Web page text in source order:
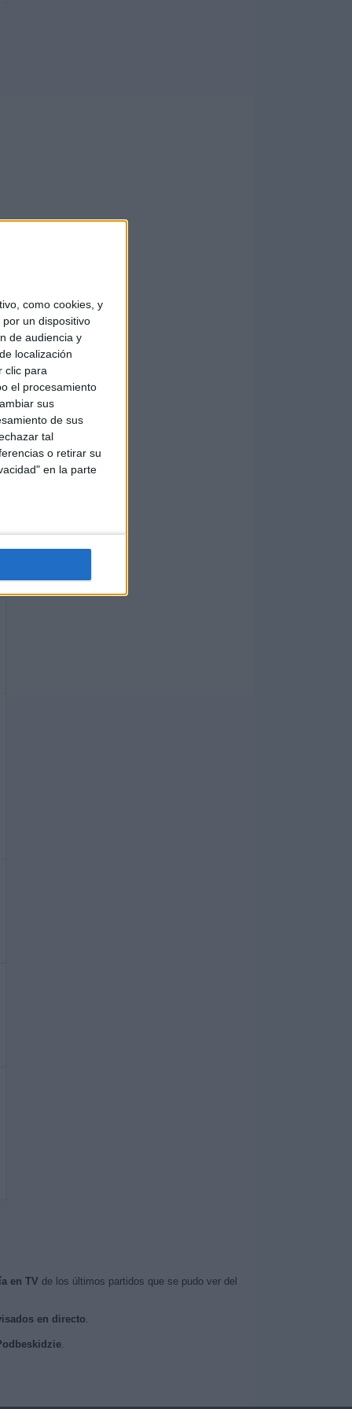
como cookies, y
un dispositivo
de audiencia y
localización
clic para
el procesamiento
sus
de sus
tal
o retirar su
en la parte
en TV de los últimos partidos que se pudo ver del
en directo.
.